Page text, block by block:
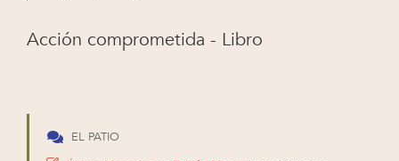
Acción comprometida - Libro
EL PATIO